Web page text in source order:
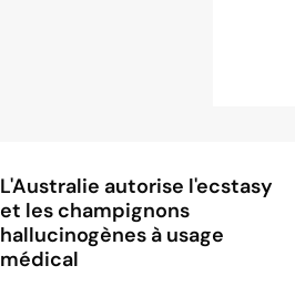
L'Australie autorise l'ecstasy
et les champignons
hallucinogènes à usage
médical